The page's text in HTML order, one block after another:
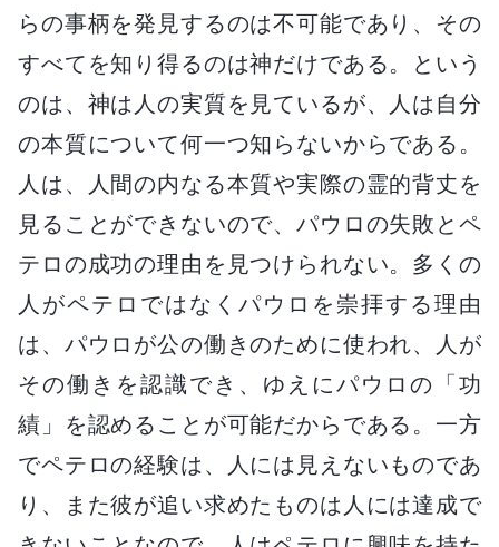
らの事柄を発見するのは不可能であり、その
すべてを知り得るのは神だけである。という
のは、神は人の実質を見ているが、人は自分
の本質について何一つ知らないからである。
人は、人間の内なる本質や実際の霊的背丈を
見ることができないので、パウロの失敗とペ
テロの成功の理由を見つけられない。多くの
人がペテロではなくパウロを崇拝する理由
は、パウロが公の働きのために使われ、人が
その働きを認識でき、ゆえにパウロの「功
績」を認めることが可能だからである。一方
でペテロの経験は、人には見えないものであ
り、また彼が追い求めたものは人には達成で